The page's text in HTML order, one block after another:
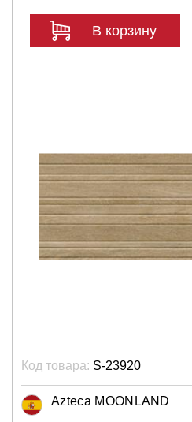
В корзину
Код товара: S-23920
Azteca MOONLAND